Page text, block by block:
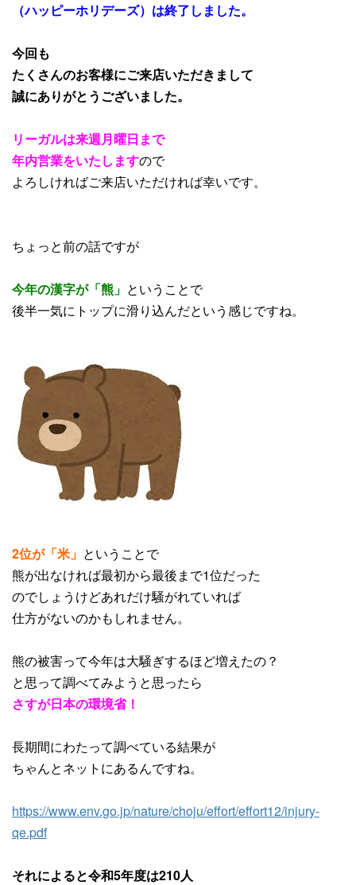
（ハッピーホリデーズ）は終了しました。
今回も
たくさんのお客様にご来店いただきまして
誠にありがとうございました。
リーガルは来週月曜日まで
年内営業をいたしますので
よろしければご来店いただければ幸いです。
ちょっと前の話ですが
今年の漢字が「熊」 ということで
後半一気にトップに滑り込んだという感じですね。
2位が「米」 ということで
熊が出なければ最初から最後まで1位だった
のでしょうけどあれだけ騒がれていれば
仕方がないのかもしれません。
熊の被害って今年は大騒ぎするほど増えたの？
と思って調べてみようと思ったら
さすが日本の環境省！
長期間にわたって調べている結果が
ちゃんとネットにあるんですね。
https://www.env.go.jp/nature/choju/effort/effort12/injury-
qe.pdf
それによると令和5年度は210人